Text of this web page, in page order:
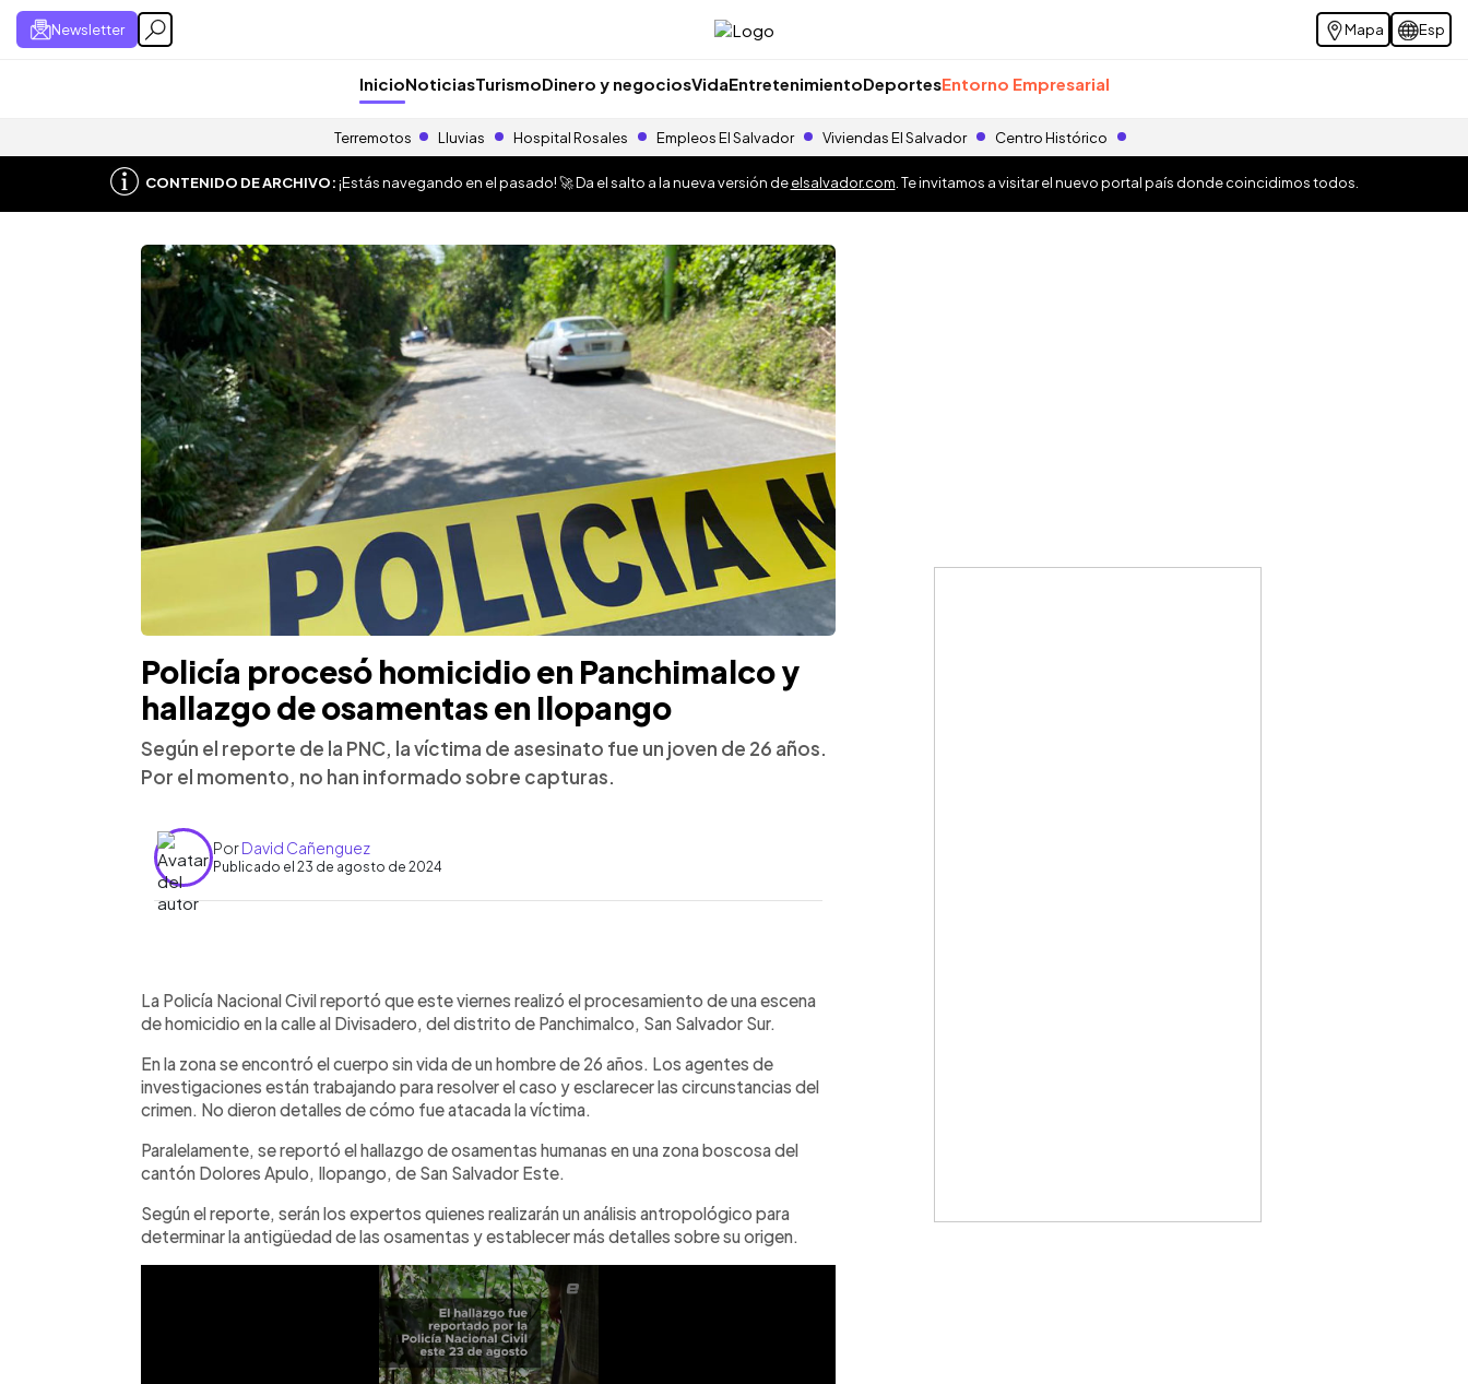
Newsletter Mapa Esp
InicioNoticiasTurismoDinero y negociosVidaEntretenimientoDeportesEntorno Empresarial
Terremotos Lluvias Hospital Rosales Empleos El Salvador Viviendas El Salvador Centro Histórico
CONTENIDO DE ARCHIVO:¡Estás navegando en el pasado! 🚀 Da el salto a la nueva versión deelsalvador.com . Te invitamos a visitar el nuevo portal país donde coincidimos todos.
Policía procesó homicidio en Panchimalco y
hallazgo de osamentas en Ilopango
Según el reporte de la PNC, la víctima de asesinato fue un joven de 26 años.
Por el momento, no han informado sobre capturas.
PorDavid Cañenguez
Publicado el 23 de agosto de 2024
► Escuchar artículo
La Policía Nacional Civil reportó que este viernes realizó el procesamiento de una escena
de homicidio en la calle al Divisadero, del distrito de Panchimalco, San Salvador Sur.
En la zona se encontró el cuerpo sin vida de un hombre de 26 años. Los agentes de
investigaciones están trabajando para resolver el caso y esclarecer las circunstancias del
crimen. No dieron detalles de cómo fue atacada la víctima.
Paralelamente, se reportó el hallazgo de osamentas humanas en una zona boscosa del
cantón Dolores Apulo, Ilopango, de San Salvador Este.
Según el reporte, serán los expertos quienes realizarán un análisis antropológico para
determinar la antigüedad de las osamentas y establecer más detalles sobre su origen.